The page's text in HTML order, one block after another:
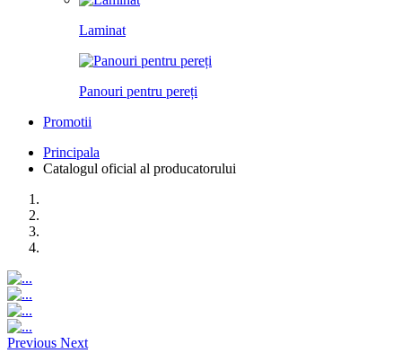
Laminat
Panouri pentru pereți
Promotii
Principala
Catalogul oficial al producatorului
Previous Next